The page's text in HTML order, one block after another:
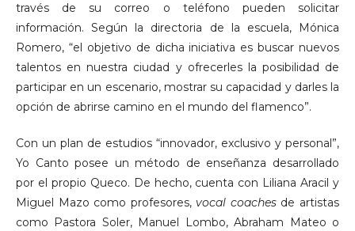
través de su correo o teléfono pueden solicitar
información. Según la directoria de la escuela, Mónica
Romero, “el objetivo de dicha iniciativa es buscar nuevos
talentos en nuestra ciudad y ofrecerles la posibilidad de
participar en un escenario, mostrar su capacidad y darles la
opción de abrirse camino en el mundo del flamenco”.
Con un plan de estudios “innovador, exclusivo y personal”,
Yo Canto posee un método de enseñanza desarrollado
por el propio Queco. De hecho, cuenta con Liliana Aracil y
Miguel Mazo como profesores,vocal coachesde artistas
como Pastora Soler, Manuel Lombo, Abraham Mateo o